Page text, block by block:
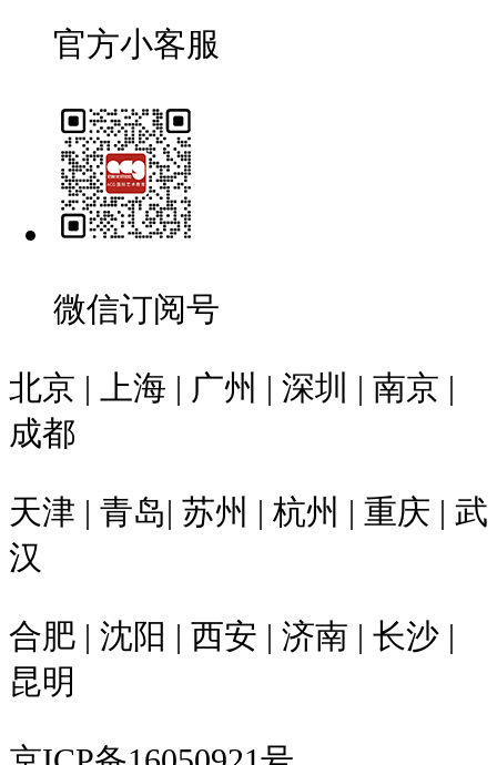
官方小客服
微信订阅号
北京 | 上海 | 广州 | 深圳 | 南京 |
成都
天津 | 青岛| 苏州 | 杭州 | 重庆 | 武
汉
合肥 | 沈阳 | 西安 | 济南 | 长沙 |
昆明